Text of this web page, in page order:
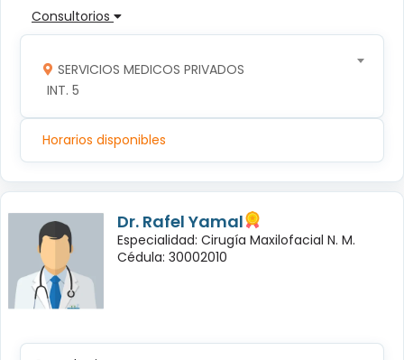
Consultorios
SERVICIOS MEDICOS PRIVADOS
INT. 5
Horarios disponibles
Dr. Rafel Yamal
Especialidad: Cirugía Maxilofacial N. M.
Cédula: 30002010